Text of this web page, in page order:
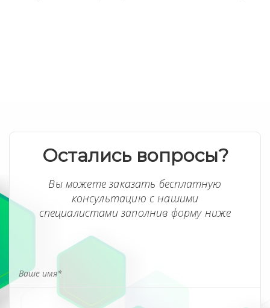
Остались вопросы?
Вы можете заказать бесплатную
консультацию с нашими
специалистами заполнив форму ниже